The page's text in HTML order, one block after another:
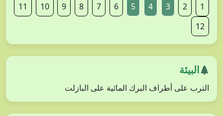
1
2
3
4
5
6
7
8
9
10
11
12
البيئة
الترب على أطراف البرك المائية على البازلت